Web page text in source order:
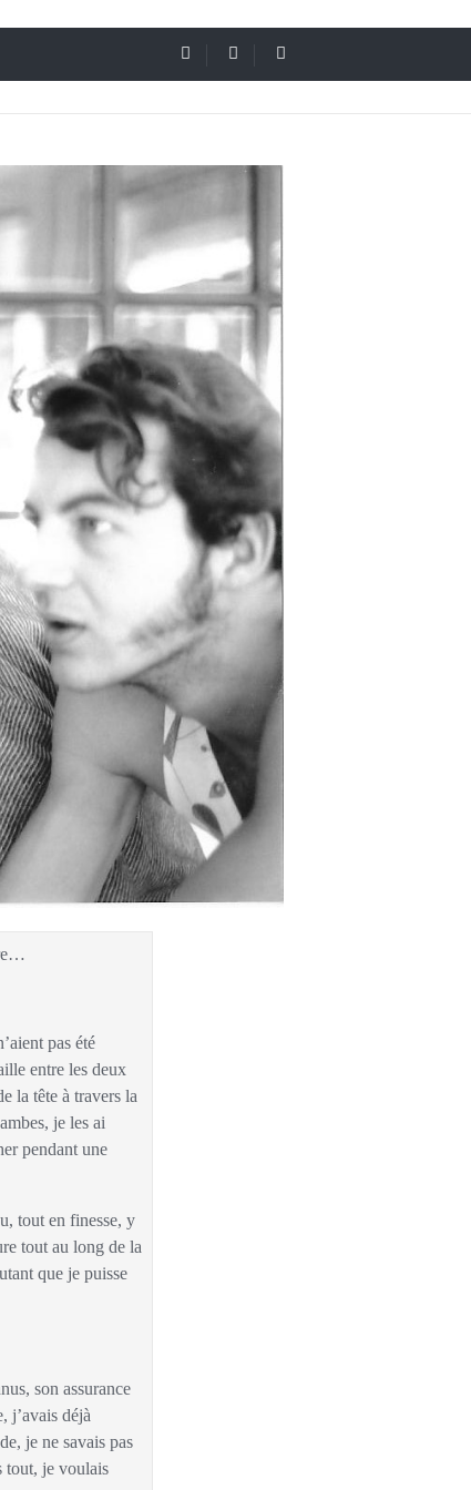
entre les deux
la tête à travers la
je les ai
pendant une
tout au long de la
que je puisse
j’avais déjà
je ne savais pas
tout, je voulais